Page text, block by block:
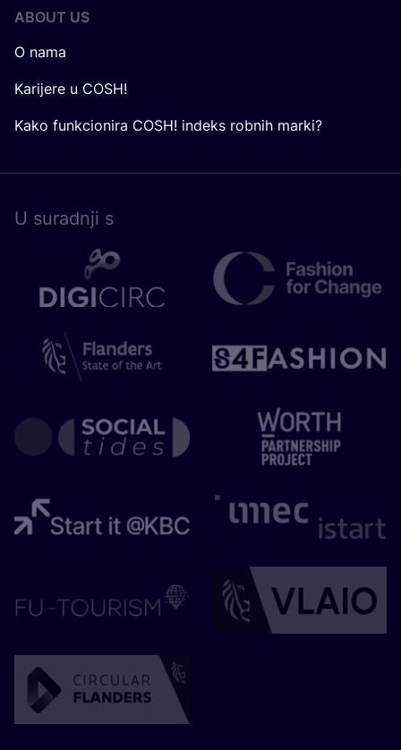
ABOUT US
O nama
Karijere u COSH!
Kako funkcionira COSH! indeks robnih marki?
U surad­nji s